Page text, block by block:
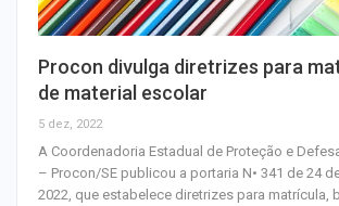
Procon divulga diretrizes para
de material escolar
5 dez, 2022
A Coordenadoria Estadual de Proteção e
– Procon/SE publicou a portaria N• 341 de 24
2022, que estabelece diretrizes para matrícula,